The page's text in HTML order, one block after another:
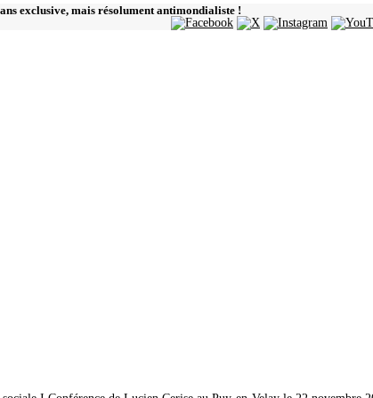
exclusive, mais résolument antimondialiste !